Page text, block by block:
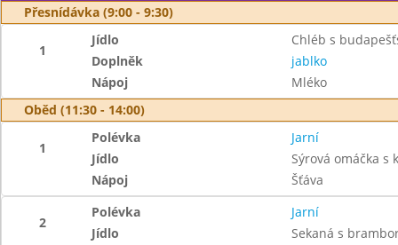
Přesnídávka (9:00 - 9:30)
1
Jídlo
Chléb s
Doplněk
jablko
Nápoj
Mléko
Oběd (11:30 - 14:00)
1
Polévka
Jarní
Jídlo
Sýrová omáčka s
Nápoj
Šťáva
2
Polévka
Jarní
Jídlo
Sekaná s